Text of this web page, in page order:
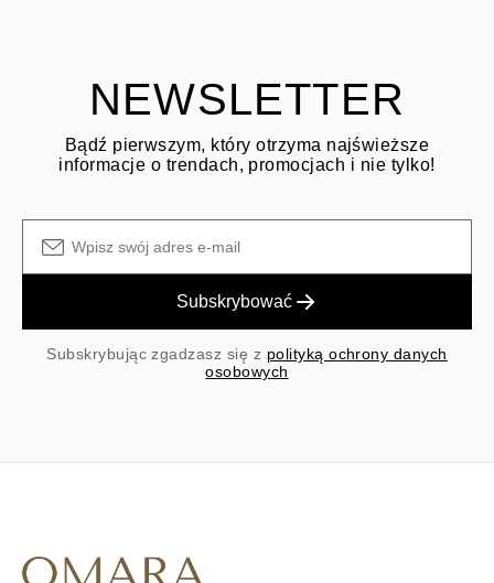
NEWSLETTER
Bądź pierwszym, który otrzyma najświeższe
informacje o trendach, promocjach i nie tylko!
Subskrybować
Subskrybując zgadzasz się z polityką ochrony danych
osobowych